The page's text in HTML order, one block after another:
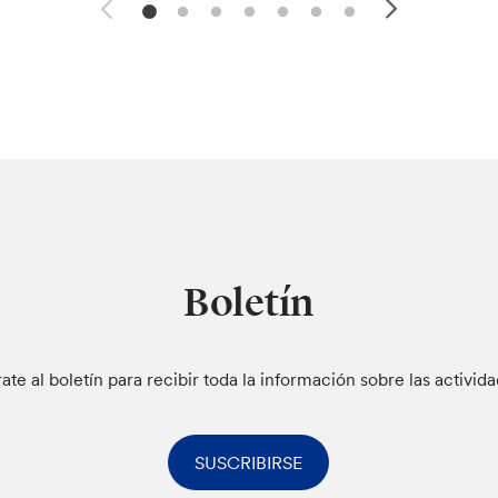
Boletín
al boletín para recibir toda la información sobre las
SUSCRIBIRSE